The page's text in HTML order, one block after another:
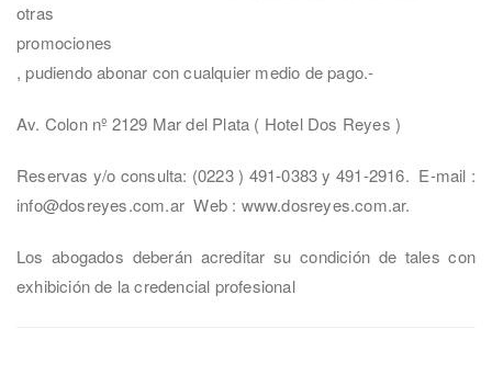
otras
promociones
, pudiendo abonar con cualquier medio de pago.-
Av. Colon nº 2129 Mar del Plata ( Hotel Dos Reyes )
Reservas y/o consulta: (0223 ) 491-0383 y 491-2916. E-mail :
info@dosreyes.com.ar Web : www.dosreyes.com.ar.
Los abogados deberán acreditar su condición de tales con
exhibición de la credencial profesional